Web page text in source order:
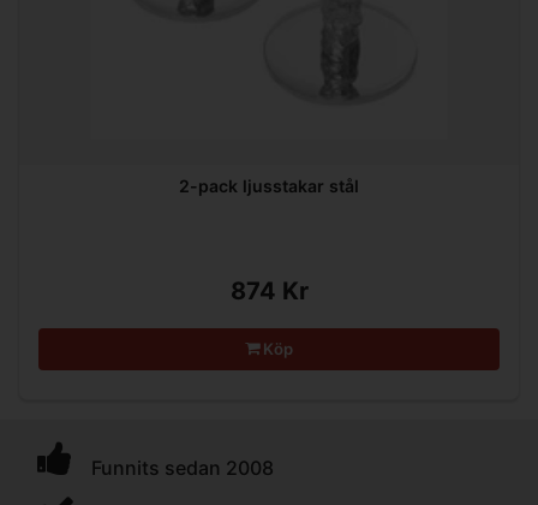
2-pack ljusstakar stål
874 Kr
Köp
Funnits sedan 2008